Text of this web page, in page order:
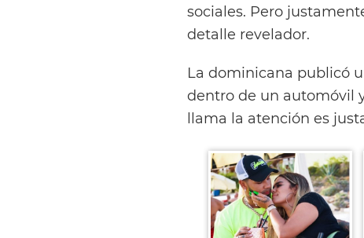
sociales. Pero
detalle revelador.
La dominicana publicó
dentro de un automóvil
llama la atención es